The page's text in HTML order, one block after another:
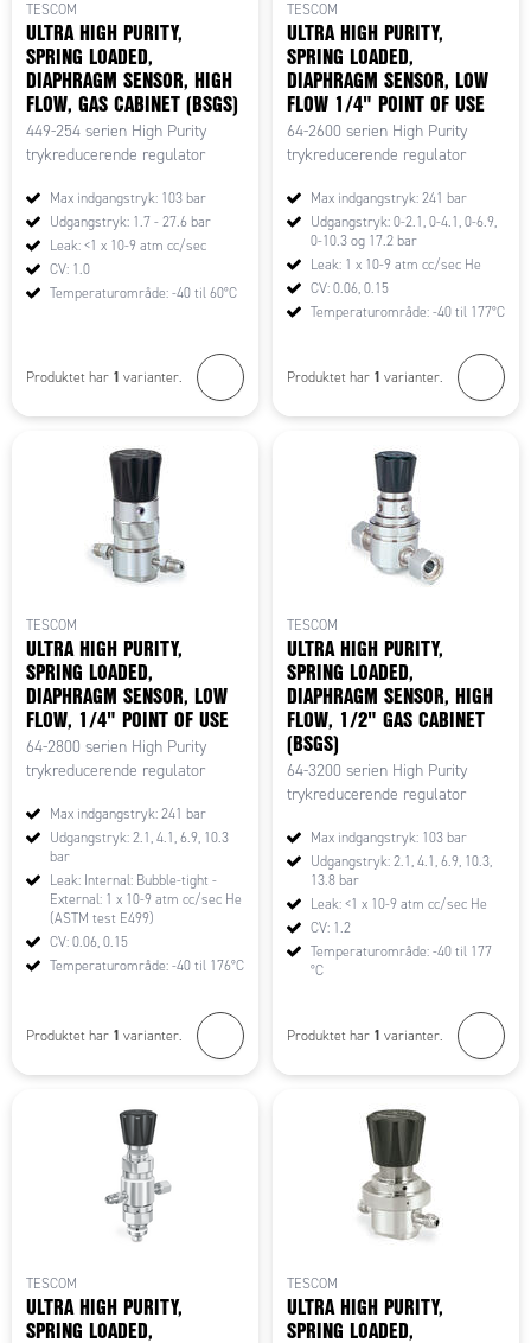
TESCOM
ULTRA HIGH PURITY,
SPRING LOADED,
DIAPHRAGM SENSOR, HIGH
FLOW, GAS CABINET (BSGS)
449-254 serien High Purity
trykreducerende regulator
Max indgangstryk: 103 bar
Udgangstryk: 1.7 - 27.6 bar
Leak: <1 x 10-9 atm cc/sec
CV: 1.0
Temperaturområde: -40 til 60°C
Produktet har 1 varianter.
TESCOM
ULTRA HIGH PURITY,
SPRING LOADED,
DIAPHRAGM SENSOR, LOW
FLOW 1/4" POINT OF USE
64-2600 serien High Purity
trykreducerende regulator
Max indgangstryk: 241 bar
Udgangstryk: 0-2.1, 0-4.1, 0-6.9,
0-10.3 og 17.2 bar
Leak: 1 x 10-9 atm cc/sec He
CV: 0.06, 0.15
Temperaturområde: -40 til 177°C
Produktet har 1 varianter.
TESCOM
ULTRA HIGH PURITY,
SPRING LOADED,
DIAPHRAGM SENSOR, LOW
FLOW, 1/4" POINT OF USE
64-2800 serien High Purity
trykreducerende regulator
Max indgangstryk: 241 bar
Udgangstryk: 2.1, 4.1, 6.9, 10.3
bar
Leak: Internal: Bubble-tight -
External: 1 x 10-9 atm cc/sec He
(ASTM test E499)
CV: 0.06, 0.15
Temperaturområde: -40 til 176°C
Produktet har 1 varianter.
TESCOM
ULTRA HIGH PURITY,
SPRING LOADED,
DIAPHRAGM SENSOR, HIGH
FLOW, 1/2" GAS CABINET
(BSGS)
64-3200 serien High Purity
trykreducerende regulator
Max indgangstryk: 103 bar
Udgangstryk: 2.1, 4.1, 6.9, 10.3,
13.8 bar
Leak: <1 x 10-9 atm cc/sec He
CV: 1.2
Temperaturområde: -40 til 177
°C
Produktet har 1 varianter.
TESCOM
ULTRA HIGH PURITY,
SPRING LOADED,
TESCOM
ULTRA HIGH PURITY,
SPRING LOADED,